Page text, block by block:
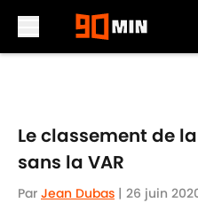
Le classement de
sans la VAR
Par Jean Dubas | 26 juin